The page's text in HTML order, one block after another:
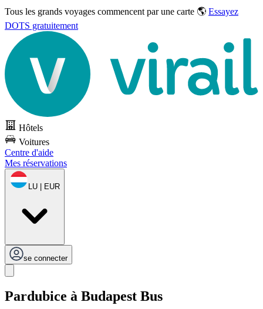
Tous les grands voyages commencent par une carte 🌎 Essayez
DOTS gratuitement
Hôtels
Voitures
Centre d'aide
Mes réservations
LU | EUR
se connecter
Pardubice à Budapest Bus